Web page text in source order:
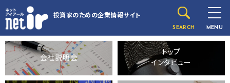
投資家のための企業情報サイト
SEARCH MENU
会社説明会
トップ
インタビュー